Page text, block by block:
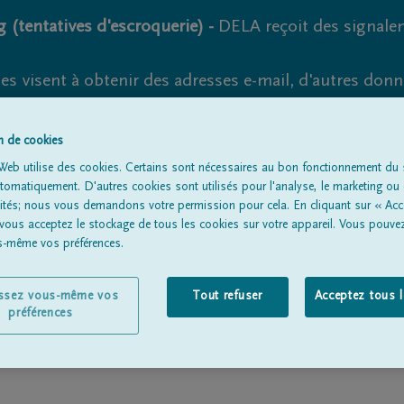
(tentatives d'escroquerie) - DELA reçoit des
visent à obtenir des adresses e-mail, d'autres
et vérifiez soigneusement l'expéditeur.
Cependant, les tentatives d'hameçonnage et de
Tous les avis de décès
de cookies
utilise des cookies. Certains sont nécessaires au bon fonctionnement du
D'autres cookies sont utilisés pour l'analyse, le marketing ou
nous vous demandons votre permission pour cela. En cliquant sur «
acceptez le stockage de tous les cookies sur votre appareil. Vous
même vos préférences.
Tout refuser Acceptez tous
vous-même vos
préférences